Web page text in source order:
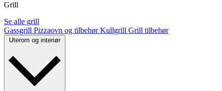
Grill
Se alle grill
Gassgrill Pizzaovn og tilbehørKullgrill Grill tilbehør
Uterom og interiør